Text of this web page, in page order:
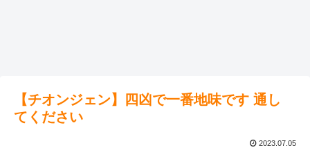
【チオンジェン】四凶で一番地味です 通し
てください
2023.07.05